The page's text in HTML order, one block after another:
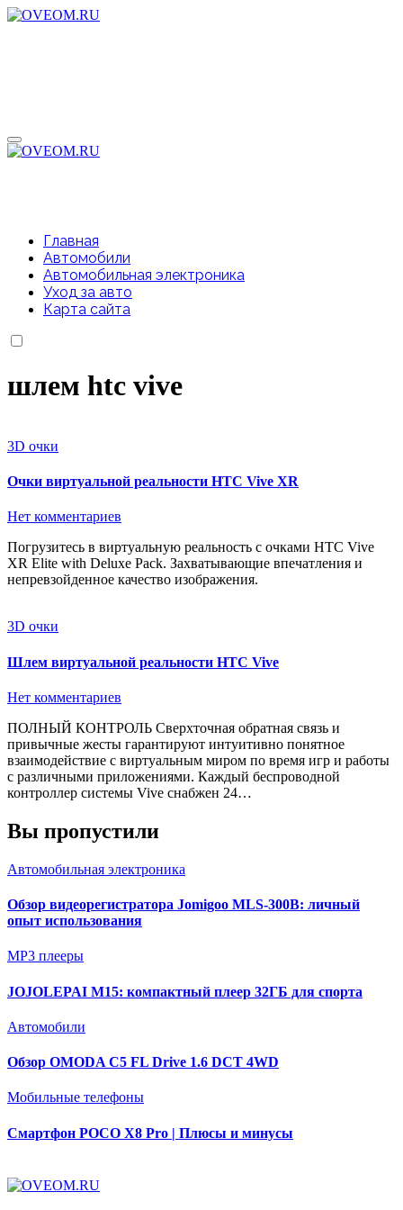
Перейти
Главная
Автомобили
Автомобильная электроника
Уход за авто
Карта сайта
шлем htc vive
3D очки
Очки виртуальной реальности HTC Vive XR
Нет комментариев
Погрузитесь в виртуальную реальность с очками HTC Vive
XR Elite with Deluxe Pack. Захватывающие впечатления и
непревзойденное качество изображения.
3D очки
Шлем виртуальной реальности HTC Vive
Нет комментариев
ПОЛНЫЙ КОНТРОЛЬ Сверхточная обратная связь и
привычные жесты гарантируют интуитивно понятное
взаимодействие с виртуальным миром по время игр и работы
с различными приложениями. Каждый беспроводной
контроллер системы Vive снабжен 24…
Вы пропустили
Автомобильная электроника
Обзор видеорегистратора Jomigoo MLS-300B: личный
опыт использования
MP3 плееры
JOJOLEPAI M15: компактный плеер 32ГБ для спорта
Автомобили
Обзор OMODA C5 FL Drive 1.6 DCT 4WD
Мобильные телефоны
Смартфон POCO X8 Pro | Плюсы и минусы